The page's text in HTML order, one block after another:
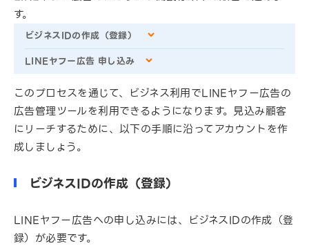
す。
ビジネスIDの作成（登録）
LINEヤフー広告 申し込み
このプロセスを通じて、ビジネス利用でLINEヤフー広告の
広告管理ツールを利用できるようになります。見込み顧客
にリーチするために、以下の手順に沿ってアカウントを作
成しましょう。
ビジネスIDの作成（登録）
LINEヤフー広告への申し込みには、ビジネスIDの作成（登
録）が必要です。